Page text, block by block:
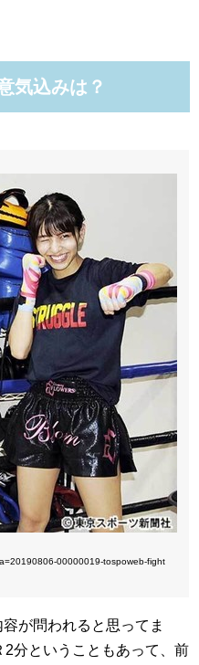
気込みは？
00000019-tospoweb-fight
が問われると思ってま
分ということもあって、前